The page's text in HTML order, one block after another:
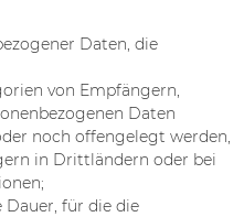
Daten, die
von Empfängern,
Daten
noch offengelegt werden,
in Drittländern oder bei
für die die